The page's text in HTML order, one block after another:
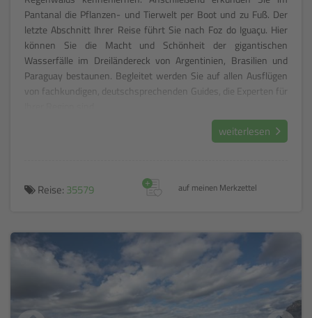
Pantanal die Pflanzen- und Tierwelt per Boot und zu Fuß. Der
letzte Abschnitt Ihrer Reise führt Sie nach Foz do Iguaçu. Hier
können Sie die Macht und Schönheit der gigantischen
Wasserfälle im Dreiländereck von Argentinien, Brasilien und
Paraguay bestaunen. Begleitet werden Sie auf allen Ausflügen
von fachkundigen, deutschsprechenden Guides, die Experten für
weiterlesen
Reise: 35579 auf meinen Merkzettel
+